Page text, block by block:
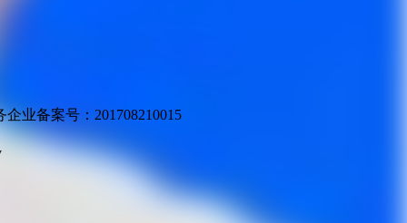
业备案号：201708210015